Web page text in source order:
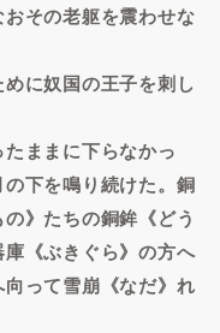
その老躯を震わせな
めに奴国の王子を刺し
ままに下らなかっ
下を鳴り続けた。銅
》たちの銅鉾《どう
《ぶきぐら》の方へ
って雪崩《なだ》れ